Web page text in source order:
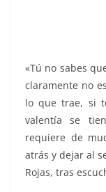
«Tú no sabes
claramente no
lo que trae, si
valentía se
requiere de
atrás y dejar al
Rojas, tras